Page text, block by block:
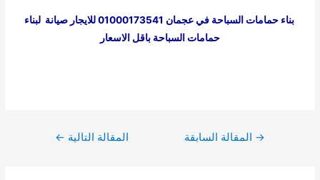
بناء حمامات السباحة في عجمان 01000173541 للايجار صيانة لبناء
حمامات السباحة باقل الاسعار
تصفّح→ المقالة السابقة المقالة التالية ←